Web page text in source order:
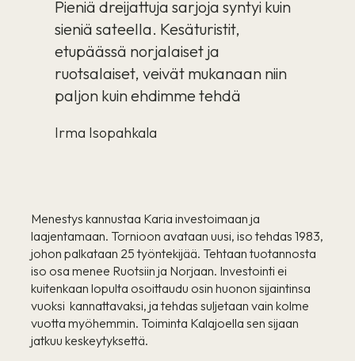
Pieniä dreijattuja sarjoja syntyi kuin
sieniä sateella. Kesäturistit,
etupäässä norjalaiset ja
ruotsalaiset, veivät mukanaan niin
paljon kuin ehdimme tehdä
Irma Isopahkala
Menestys kannustaa Karia investoimaan ja
laajentamaan. Tornioon avataan uusi, iso tehdas 1983,
johon palkataan 25 työntekijää. Tehtaan tuotannosta
iso osa menee Ruotsiin ja Norjaan. Investointi ei
kuitenkaan lopulta osoittaudu osin huonon sijaintinsa
vuoksi kannattavaksi, ja tehdas suljetaan vain kolme
vuotta myöhemmin. Toiminta Kalajoella sen sijaan
jatkuu keskeytyksettä.